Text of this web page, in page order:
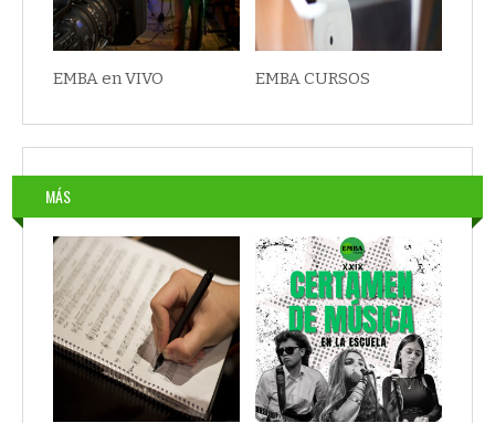
EMBA en VIVO EMBA CURSOS
MÁS